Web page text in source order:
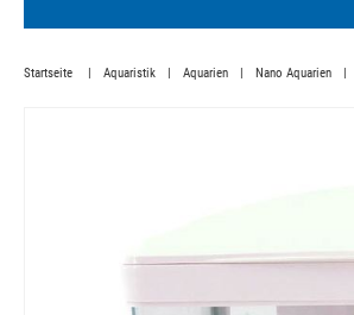
Startseite Aquaristik Aquarien Nano Aquarien